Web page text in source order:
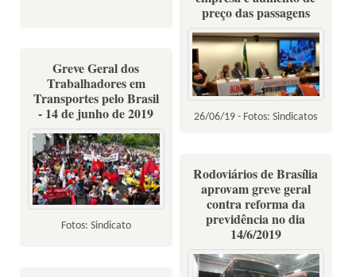
preço das passagens
26/06/19 - Fotos: Sindicatos
Greve Geral dos
Trabalhadores em
Transportes pelo Brasil
- 14 de junho de 2019
Fotos: Sindicato
Rodoviários de Brasília
aprovam greve geral
contra reforma da
previdência no dia
14/6/2019